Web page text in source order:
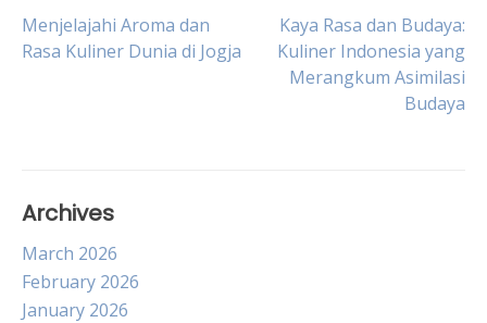
Post
Menjelajahi Aroma dan
Rasa Kuliner Dunia di Jogja
Kaya Rasa dan Budaya:
Kuliner Indonesia yang
Merangkum Asimilasi
Budaya
Archives
March 2026
February 2026
January 2026